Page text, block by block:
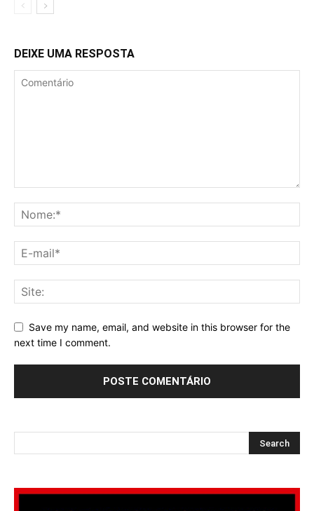
DEIXE UMA RESPOSTA
Save my name, email, and website in this browser for the
next time I comment.